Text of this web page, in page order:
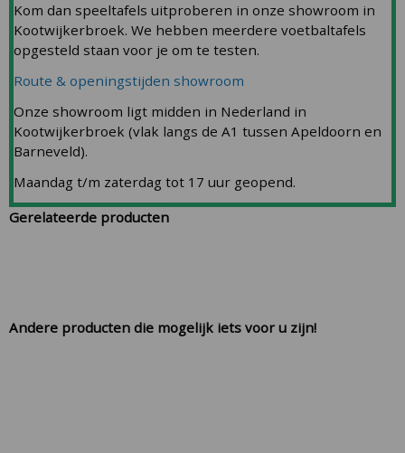
Kom dan speeltafels uitproberen in onze showroom in
Kootwijkerbroek. We hebben meerdere voetbaltafels
opgesteld staan voor je om te testen.
Route & openingstijden showroom
Onze showroom ligt midden in Nederland in
Kootwijkerbroek (vlak langs de A1 tussen Apeldoorn en
Barneveld).
Maandag t/m zaterdag tot 17 uur geopend.
Gerelateerde producten
Andere producten die mogelijk iets voor u zijn!